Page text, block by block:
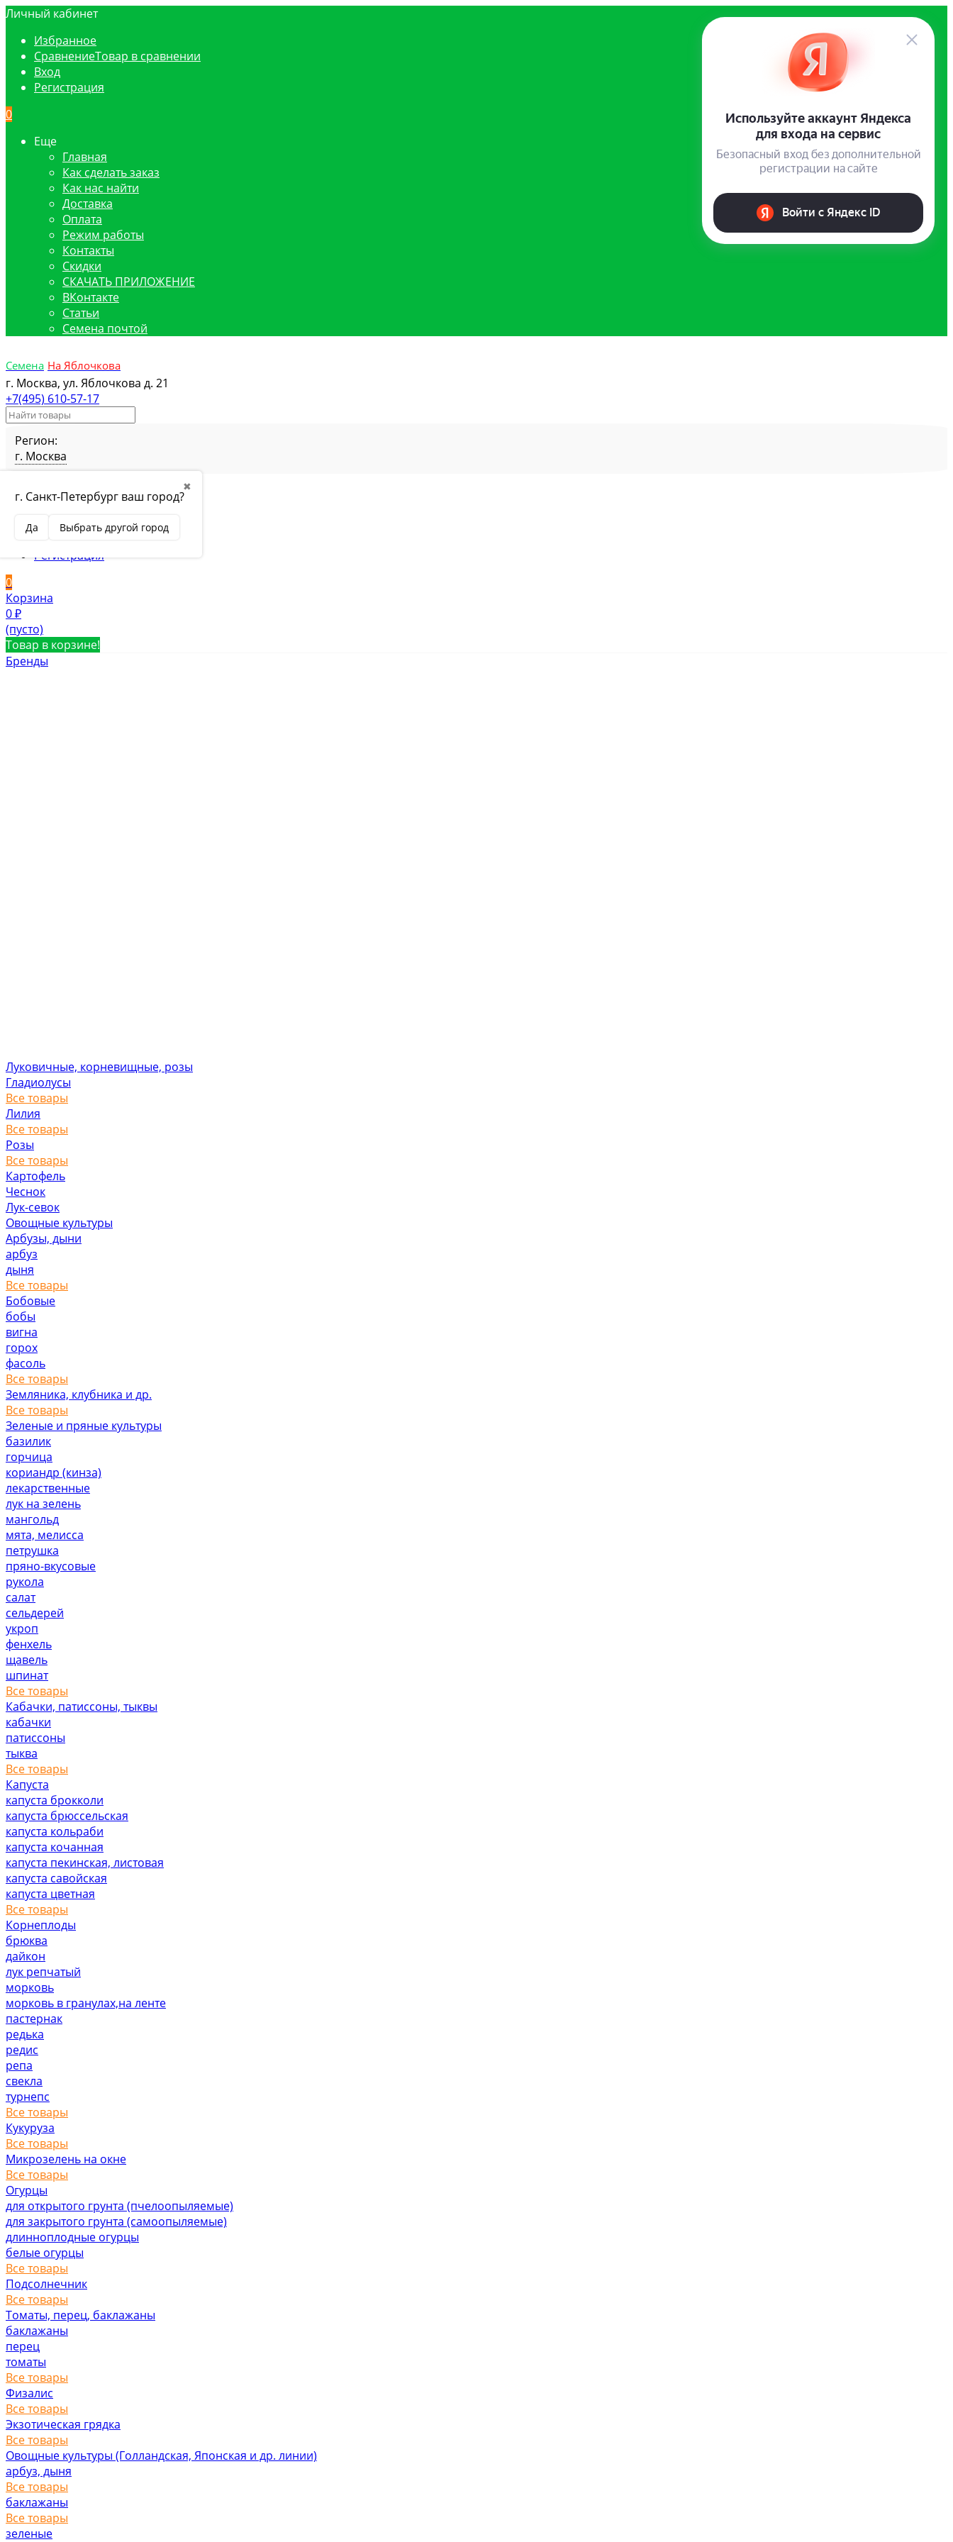
Личный кабинет
Избранное
СравнениеТовар в сравнении
Вход
Регистрация
0
Еще
Главная
Как сделать заказ
Как нас найти
Доставка
Оплата
Режим работы
Контакты
Скидки
СКАЧАТЬ ПРИЛОЖЕНИЕ
ВКонтакте
Статьи
Семена почтой
Семена На Яблочкова
г. Москва, ул. Яблочкова д. 21
+7(495) 610-57-17
Регион:
г. Москва
✖
г. Санкт-Петербург ваш город?
Да Выбрать другой город
СравнениеТовар в сравнении
Вход
Регистрация
0
Корзина
0 ₽
(пусто)
Товар в корзине!
Бренды
Луковичные, корневищные, розы
Гладиолусы
Все товары
Лилия
Все товары
Розы
Все товары
Картофель
Чеснок
Лук-севок
Овощные культуры
Арбузы, дыни
арбуз
дыня
Все товары
Бобовые
бобы
вигна
горох
фасоль
Все товары
Земляника, клубника и др.
Все товары
Зеленые и пряные культуры
базилик
горчица
кориандр (кинза)
лекарственные
лук на зелень
мангольд
мята, мелисса
петрушка
пряно-вкусовые
рукола
салат
сельдерей
укроп
фенхель
щавель
шпинат
Все товары
Кабачки, патиссоны, тыквы
кабачки
патиссоны
тыква
Все товары
Капуста
капуста брокколи
капуста брюссельская
капуста кольраби
капуста кочанная
капуста пекинская, листовая
капуста савойская
капуста цветная
Все товары
Корнеплоды
брюква
дайкон
лук репчатый
морковь
морковь в гранулах,на ленте
пастернак
редька
редис
репа
свекла
турнепс
Все товары
Кукуруза
Все товары
Микрозелень на окне
Все товары
Огурцы
для открытого грунта (пчелоопыляемые)
для закрытого грунта (самоопыляемые)
длинноплодные огурцы
белые огурцы
Все товары
Подсолнечник
Все товары
Томаты, перец, баклажаны
баклажаны
перец
томаты
Все товары
Физалис
Все товары
Экзотическая грядка
Все товары
Овощные культуры (Голландская, Японская и др. линии)
арбуз, дыня
Все товары
баклажаны
Все товары
зеленые